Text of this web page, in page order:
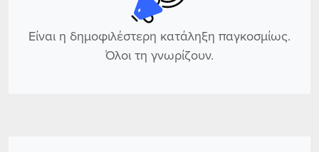
Είναι η δημοφιλέστερη κατάληξη παγκοσμίως.
Όλοι τη γνωρίζουν.